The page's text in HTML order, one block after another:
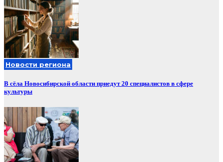
Новости региона
В сёла Новосибирской области приедут 20 специалистов в сфере
культуры